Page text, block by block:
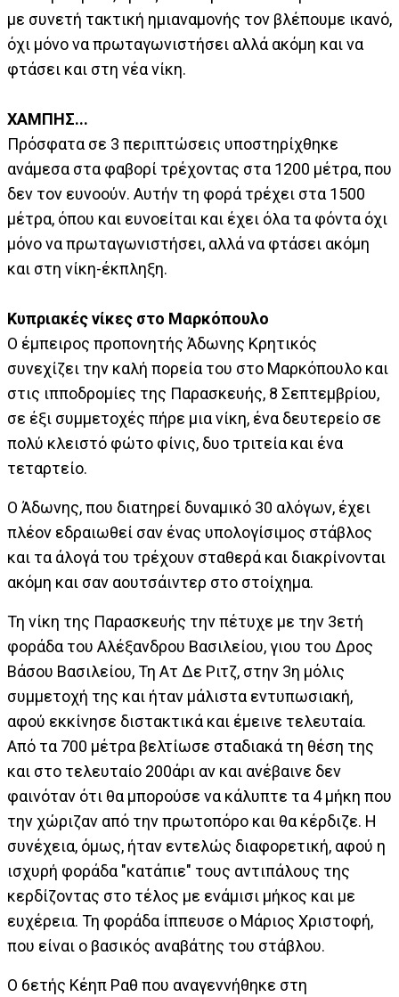
με συνετή τακτική ημιαναμονής τον βλέπουμε ικανό,
όχι μόνο να πρωταγωνιστήσει αλλά ακόμη και να
φτάσει και στη νέα νίκη.
ΧΑΜΠΗΣ...
Πρόσφατα σε 3 περιπτώσεις υποστηρίχθηκε
ανάμεσα στα φαβορί τρέχοντας στα 1200 μέτρα, που
δεν τον ευνοούν. Αυτήν τη φορά τρέχει στα 1500
μέτρα, όπου και ευνοείται και έχει όλα τα φόντα όχι
μόνο να πρωταγωνιστήσει, αλλά να φτάσει ακόμη
και στη νίκη-έκπληξη.
Κυπριακές νίκες στο Μαρκόπουλο
Ο έμπειρος προπονητής Άδωνης Κρητικός
συνεχίζει την καλή πορεία του στο Μαρκόπουλο και
στις ιπποδρομίες της Παρασκευής, 8 Σεπτεμβρίου,
σε έξι συμμετοχές πήρε μια νίκη, ένα δευτερείο σε
πολύ κλειστό φώτο φίνις, δυο τριτεία και ένα
τεταρτείο.
Ο Άδωνης, που διατηρεί δυναμικό 30 αλόγων, έχει
πλέον εδραιωθεί σαν ένας υπολογίσιμος στάβλος
και τα άλογά του τρέχουν σταθερά και διακρίνονται
ακόμη και σαν αουτσάιντερ στο στοίχημα.
Τη νίκη της Παρασκευής την πέτυχε με την 3ετή
φοράδα του Αλέξανδρου Βασιλείου, γιου του Δρος
Βάσου Βασιλείου, Τη Ατ Δε Ριτζ, στην 3η μόλις
συμμετοχή της και ήταν μάλιστα εντυπωσιακή,
αφού εκκίνησε διστακτικά και έμεινε τελευταία.
Από τα 700 μέτρα βελτίωσε σταδιακά τη θέση της
και στο τελευταίο 200άρι αν και ανέβαινε δεν
φαινόταν ότι θα μπορούσε να κάλυπτε τα 4 μήκη που
την χώριζαν από την πρωτοπόρο και θα κέρδιζε. Η
συνέχεια, όμως, ήταν εντελώς διαφορετική, αφού η
ισχυρή φοράδα "κατάπιε" τους αντιπάλους της
κερδίζοντας στο τέλος με ενάμισι μήκος και με
ευχέρεια. Τη φοράδα ίππευσε ο Μάριος Χριστοφή,
που είναι ο βασικός αναβάτης του στάβλου.
Ο 6ετής Κέηπ Ραθ που αναγεννήθηκε στη